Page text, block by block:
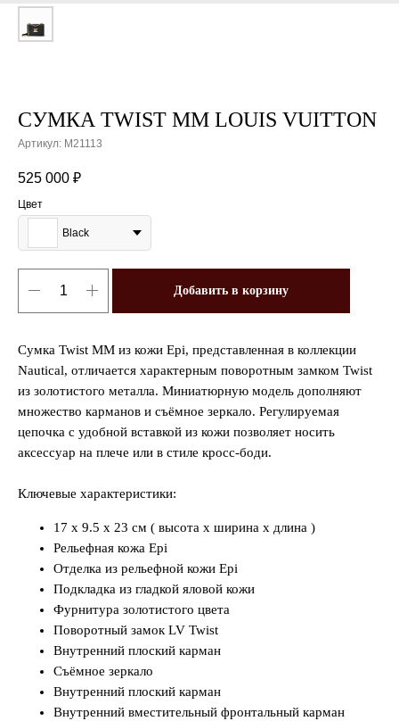
СУМКА TWIST MM LOUIS VUITTON
Артикул: M21113
525 000 ₽
Цвет
Black
Добавить в корзину
Сумка Twist MM из кожи Epi, представленная в коллекции
Nautical, отличается характерным поворотным замком Twist
из золотистого металла. Миниатюрную модель дополняют
множество карманов и съёмное зеркало. Регулируемая
цепочка с удобной вставкой из кожи позволяет носить
аксессуар на плече или в стиле кросс-боди.
Ключевые характеристики:
17 x 9.5 x 23 см ( высота x ширина x длина )
Рельефная кожа Epi
Отделка из рельефной кожи Epi
Подкладка из гладкой яловой кожи
Фурнитура золотистого цвета
Поворотный замок LV Twist
Внутренний плоский карман
Съёмное зеркало
Внутренний плоский карман
Внутренний вместительный фронтальный карман